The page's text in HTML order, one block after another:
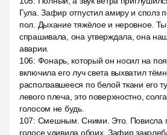
Гула. Зафир отпустил амиру и сполз
пол. Дыхание тяжёлое и неровное.
спрашивала, она утверждала, она
аварии.
106: Фонарь, который он носил на
включила его луч света выхватил
расползавшееся по белой ткани его
левого плеча, это поверхностно,
голосом не будь.
107: Смешным. Сними. Это. Повисла
голосе удивила обоих. Зафир